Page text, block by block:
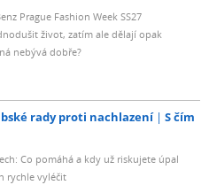
Prague Fashion Week SS27
život, zatím ale dělají opak
nebývá dobře?
rady proti nachlazení
S čím
Co pomáhá a kdy už riskujete úpal
rychle vyléčit